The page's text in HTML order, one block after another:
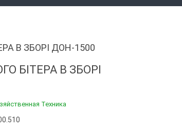
В ЗБОРІ ДОН-1500
БІТЕРА В ЗБОРІ
Техника